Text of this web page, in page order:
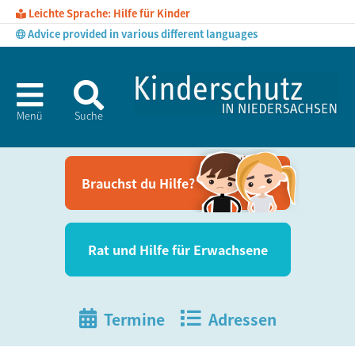
Leichte Sprache: Hilfe für Kinder
Advice provided in various different languages
Menü Suche
Brauchst du Hil­fe?
Rat und Hil­fe für Erwachsene
Termine Adressen